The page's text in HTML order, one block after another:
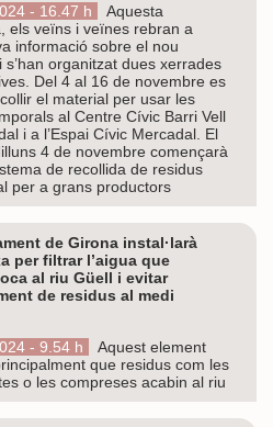
- 16.47 h
Aquesta
els veïns i veïnes rebran a
informació sobre el nou
s’han organitzat dues xerrades
Del 4 al 16 de novembre es
el material per usar les
al Centre Cívic Barri Vell
i a l’Espai Cívic Mercadal. El
4 de novembre començarà
de recollida de residus
per a grans productors
de Girona instal·larà
per filtrar l’aigua que
al riu Güell i evitar
de residus al medi
- 9.54 h
Aquest element
que residus com les
o les compreses acabin al riu